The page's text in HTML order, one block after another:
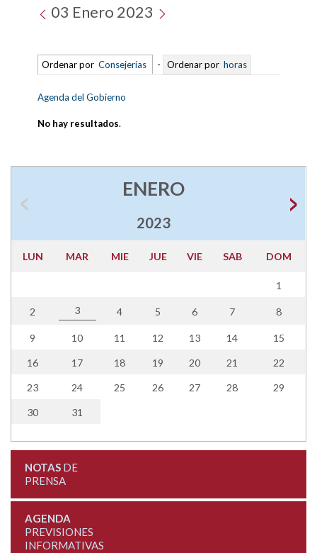
03 Enero 2023
Ordenar por Consejerías - Ordenar por horas
Agenda del Gobierno
No hay resultados.
ENERO
2023
LUN MAR MIE JUE VIE SAB DOM
1
2 3 4 5 6 7 8
9 10 11 12 13 14 15
16 17 18 19 20 21 22
23 24 25 26 27 28 29
30 31
NOTASDE
PRENSA
AGENDA
PREVISIONES
INFORMATIVAS